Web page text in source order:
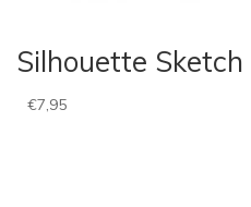
Silhouette Sketch
€7,95